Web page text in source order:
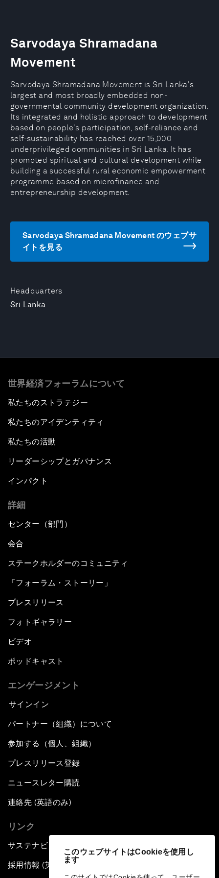
このウェブサイトはCookieを使用し
ます
Headquarters
Sri Lanka
Sarvodaya Shramadana
Movement
Sarvodaya Shramadana Movement is Sri Lanka's
largest and most broadly embedded non-
governmental community development organization.
Its integrated and holistic approach to development
based on people's participation, self-reliance and
self-sustainability has reached over 15,000
underprivileged communities in Sri Lanka. It has
promoted spiritual and cultural development while
building a successful rural economic empowerment
programme based on microfinance and
entrepreneurship development.
Sarvodaya Shramadana Movement のウェブサ
イトを見る
世界経済フォーラムについて
私たちのストラテジー
私たちのアイデンティティ
私たちの活動
リーダーシップとガバナンス
インパクト
詳細
センター（部門）
会合
ステークホルダーのコミュニティ
「フォーラム・ストーリー」
プレスリリース
フォトギャラリー
ビデオ
ポッドキャスト
エンゲージメント
サインイン
パートナー（組織）について
参加する（個人、組織）
プレスリリース登録
ニュースレター購読
連絡先 (英語のみ)
リンク
サステナビリティへの取り組み
採用情報 (英語のみ)